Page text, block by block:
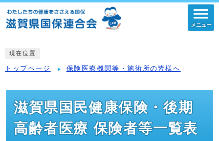
メニュー
現在位置
トップページ 保険医療機関等・施術所の皆様へ
滋賀県国民健康保険・後期
高齢者医療 保険者等一覧表